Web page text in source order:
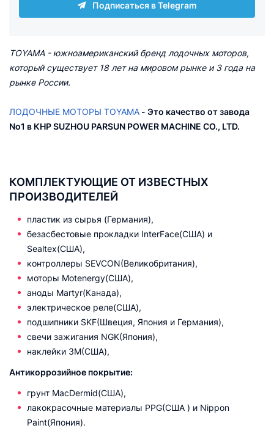
Подписаться в Telegram
TOYAMA - южноамериканский бренд лодочных моторов,
который существует 18 лет на мировом рынке и 3 года на
рынке России.
ЛОДОЧНЫЕ МОТОРЫ TOYAMA - Это качество отзавода
No1 в КНР SUZHOU PARSUN POWER MACHINE CO., LTD.
КОМПЛЕКТУЮЩИЕ ОТ ИЗВЕСТНЫХ
ПРОИЗВОДИТЕЛЕЙ
пластик из сырья (Германия),
безасбестовые прокладки InterFace(США) и
Sealtex(США),
контроллеры SEVCON(Великобритания),
моторы Motenergy(США),
аноды Martyr(Канада),
электрическое реле(США),
подшипники SKF(Швеция, Япония и Германия),
свечи зажигания NGK(Япония),
наклейки 3M(США),
Антикоррозийное покрытие:
грунт MacDermid(США),
лакокрасочные материалы PPG(США ) и Nippon
Paint(Япония).